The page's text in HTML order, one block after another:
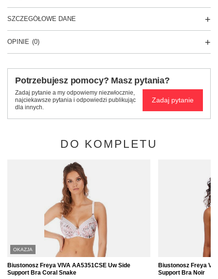
SZCZEGÓŁOWE DANE
OPINIE (0)
Potrzebujesz pomocy? Masz pytania?
Zadaj pytanie a my odpowiemy niezwłocznie,
najciekawsze pytania i odpowiedzi publikując
dla innych.
Zadaj pytanie
DO KOMPLETU
OKAZJA
Biustonosz Freya VIVA AA5351CSE Uw Side
Support Bra Coral Snake
Biustonosz Freya
Support Bra Noir